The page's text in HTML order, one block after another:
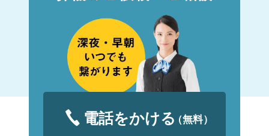
電話をかける（無料）